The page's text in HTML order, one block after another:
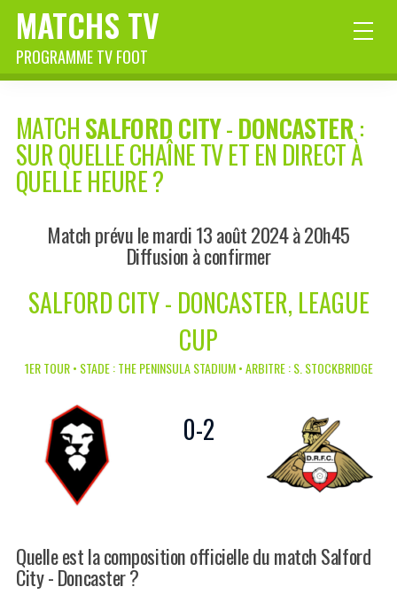
MATCHS TV
PROGRAMME TV FOOT
MATCHSALFORD CITY-DONCASTER:
SUR QUELLE CHAÎNE TV ET EN DIRECT À
QUELLE HEURE ?
Match prévu le mardi 13 août 2024 à 20h45
Diffusion à confirmer
SALFORD CITY - DONCASTER, LEAGUE
CUP
1ER TOUR • STADE : THE PENINSULA STADIUM • ARBITRE : S. STOCKBRIDGE
0-2
Quelle est la composition officielle du match Salford
City - Doncaster ?